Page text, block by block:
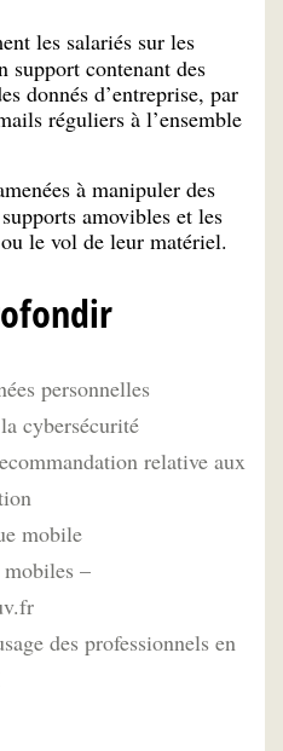
les salariés sur les
support contenant des
donnés d’entreprise, par
réguliers à l’ensemble
à manipuler des
amovibles et les
le vol de leur matériel.
personnelles
cybersécurité
relative aux
mobile
mobiles –
des professionnels en